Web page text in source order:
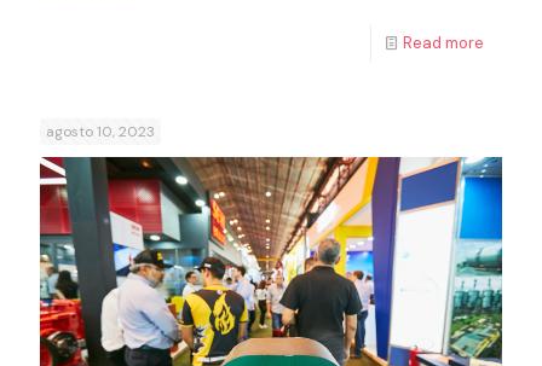
Read more
agosto 10, 2023